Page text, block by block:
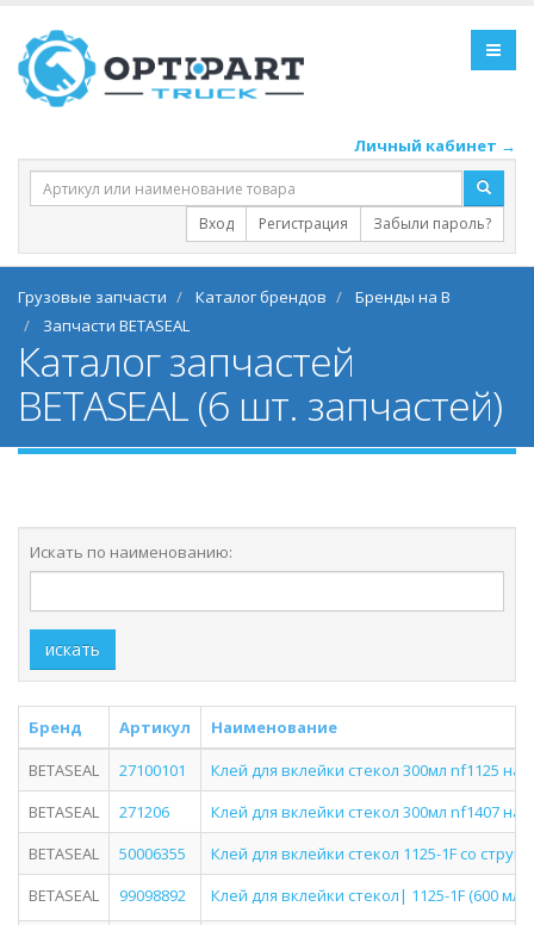
Личный кабинет →
Вход Регистрация Забыли пароль?
Грузовые запчасти Каталог брендов
Бренды на B
Запчасти BETASEAL
Каталог запчастей
BETASEAL (6 шт. запчастей)
Искать по наименованию:
искать
Бренд Артикул
Наименование
BETASEAL
27100101
Клей для вклейки стекол 300мл nf1125
BETASEAL
271206
Клей для вклейки стекол 300мл nf1407
BETASEAL
50006355
Клей для вклейки стекол 1125-1F со
BETASEAL
99098892 Клей для вклейки стекол| 1125-1F (600